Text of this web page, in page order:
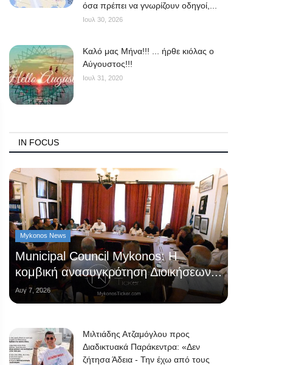
όσα πρέπει να γνωρίζουν οδηγοί,...
Ιουλ 30, 2026
Kαλό μας Μήνα!!! ... ήρθε κιόλας ο
Αύγουστος!!!
Ιουλ 31, 2020
IN FOCUS
Mykonos News
Municipal Council Mykonos: Η
κομβική ανασυγκρότηση Διοικήσεων...
Αυγ 7, 2026
Μιλτιάδης Ατζαμόγλου προς
Διαδικτυακά Παράκεντρα: «Δεν
ζήτησα Άδεια - Την έχω από τους